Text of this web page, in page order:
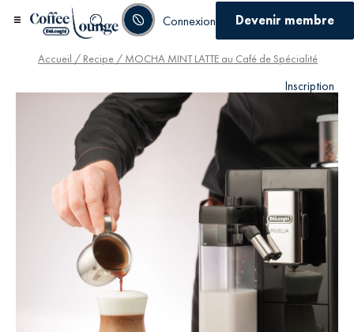
Connexion Devenir membre
Inscription
Accueil / Recipe / MOCHA MINT LATTE au Café de Spécialité